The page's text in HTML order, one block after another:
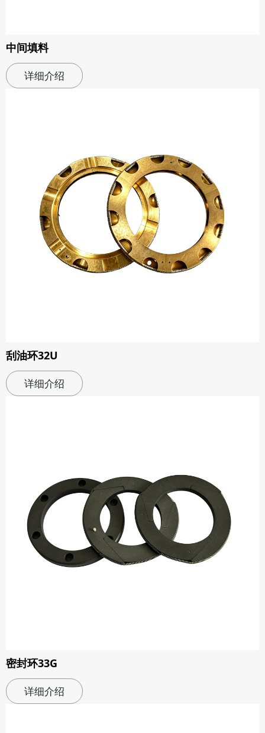
中间填料
详细介绍
刮油环32U
详细介绍
密封环33G
详细介绍